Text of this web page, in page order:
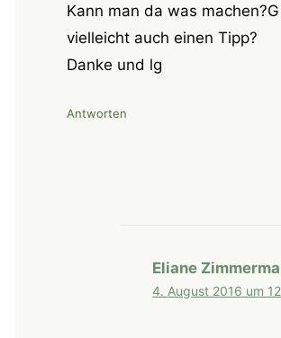
Kann man da was
vielleicht auch einen Tipp?
Danke und lg
Antworten
Eliane
4. August 2016 um